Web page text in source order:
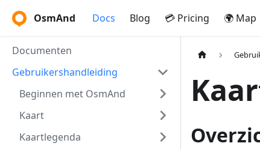
OsmAnd Docs Blog 💳 Pricing 🌍 Map
Documenten
Gebruikershandleiding
Beginnen met OsmAnd
Kaart
Kaartlegenda